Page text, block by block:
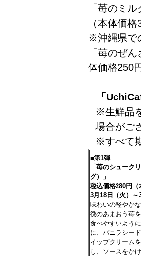
「苺のミ
（本体価格
※沖縄県で
「苺のぜ
体価格250円
「
※生鮮品
場合がご
※すべて
■第1弾
「苺のシューク
グ）」
税込価格280円（
3月 18 日（火）～
味わいの軽やか
徴のあまおう苺
食べやすいよう
に、バニラシー
イップクリーム
し、ソースをかけ